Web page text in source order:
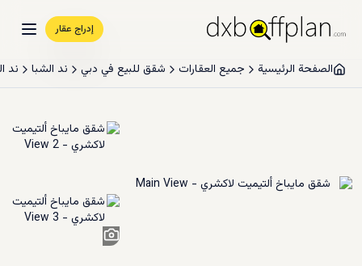
إدراج عقار
الصفحة الرئيسية جميع العقارات شقق للبيع في دبي ند الشبا ند